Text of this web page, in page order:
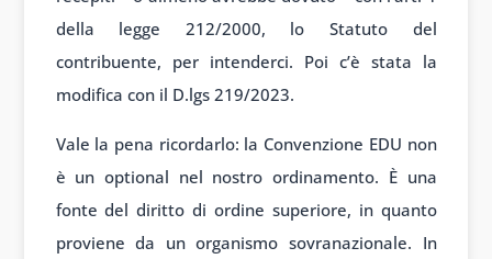
della legge 212/2000, lo Statuto del
contribuente, per intenderci. Poi c’è stata la
modifica con il D.lgs 219/2023.
Vale la pena ricordarlo: la Convenzione EDU non
è un optional nel nostro ordinamento. È una
fonte del diritto di ordine superiore, in quanto
proviene da un organismo sovranazionale. In